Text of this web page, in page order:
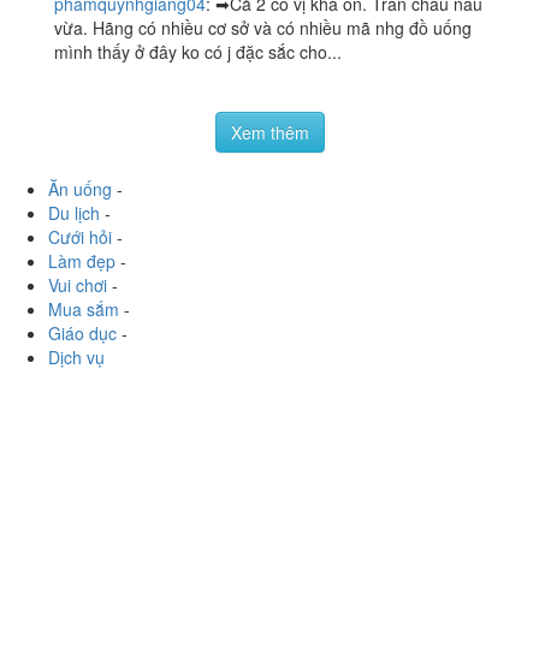
124 Láng Hạ, P. Láng Hạ, Quận Đống Đa, Hà Nội
phamquynhgiang04
vừa. Hãng có nhiều cơ sở và có nhiều mã nhg đồ uống
mình thấy ở đây ko có j đặc sắc cho...